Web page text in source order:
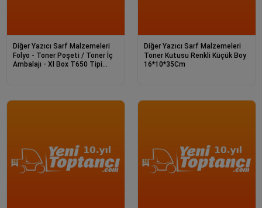
Diğer Yazıcı Sarf Malzemeleri
Folyo - Toner Poşeti / Toner İç
Ambalajı - Xl Box T650 Tipi
Diğer Yazıcı Sarf Malzemeleri
Toner Kutusu Renkli Küçük Boy
16*10*35Cm